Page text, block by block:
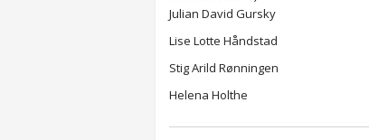
Julian David Gursky
Lise Lotte Håndstad
Stig Arild Rønningen
Helena Holthe